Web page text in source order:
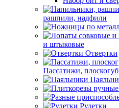
рашпили, надфили
и штыковые
Отвертки
Пассатижи,
Рулетки